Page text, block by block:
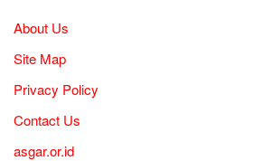
About Us
Site Map
Privacy Policy
Contact Us
asgar.or.id